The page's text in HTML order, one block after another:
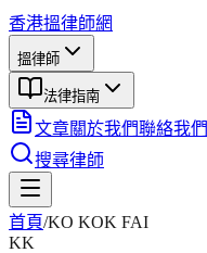
香港搵律師網
搵律師
法律指南
文章關於我們聯絡我們
搜尋律師
首頁/KO KOK FAI
KK